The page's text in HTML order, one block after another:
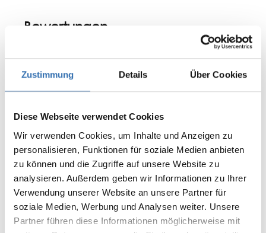
Zustimmung Details Über Cookies
Diese Webseite verwendet Cookies
Wir verwenden Cookies, um Inhalte und Anzeigen zu
personalisieren, Funktionen für soziale Medien anbieten
zu können und die Zugriffe auf unsere Website zu
analysieren. Außerdem geben wir Informationen zu Ihrer
Verwendung unserer Website an unsere Partner für
soziale Medien, Werbung und Analysen weiter. Unsere
Partner führen diese Informationen möglicherweise mit
Bewertungen
0 von 0 Bewertungen
Durchschnittliche Bewertung von 0 von 5 Sternen
Bewerten Sie dieses Produkt!
Teilen Sie Ihre Erfahrungen mit anderen
Kunden.
Bewertung schreiben
Bewertungen nur in der aktuellen Sprache anzeigen.
Keine Bewertungen gefunden. Teilen Sie Ihre